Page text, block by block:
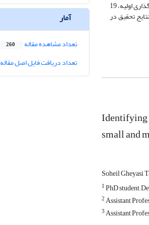
مصاحبه و در بخش کمی پرسشنامه بود و برای تحلیل به ترتیب از روش تحلیل محتوا و روش بهترین-بدترین استفاده شد. براساس تحلیل محتوای مصاحبه ها، در طی کدگذاری اولیه، 19
تحقیق در
Identifying
small and
Soheil Gheyasi
1PhD student,
2Assistant
3Assistant
آمار
تعداد مشاهده مقاله 260
تعداد دریافت فایل اصل مقاله